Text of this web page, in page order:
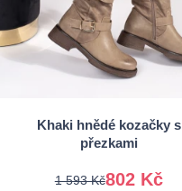
Khaki hnědé kozačky s
přezkami
802 Kč
1 593 Kč
40 41